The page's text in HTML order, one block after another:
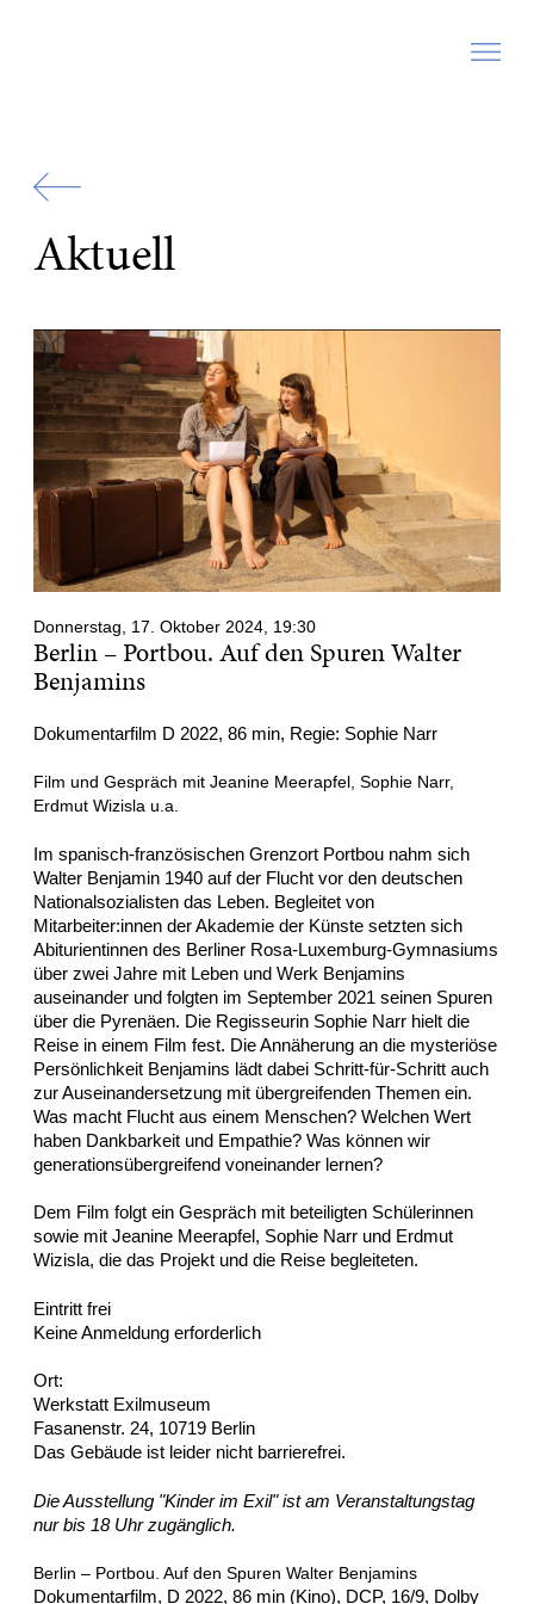
Aktuell
Donnerstag, 17. Oktober 2024, 19:30
Berlin – Portbou. Auf den Spuren Walter
Benjamins
Dokumentarfilm D 2022, 86 min, Regie: Sophie Narr
Film und Gespräch mit Jeanine Meerapfel, Sophie Narr,
Erdmut Wizisla u.a.
Im spanisch-französischen Grenzort Portbou nahm sich
Walter Benjamin 1940 auf der Flucht vor den deutschen
Nationalsozialisten das Leben. Begleitet von
Mitarbeiter:innen der Akademie der Künste setzten sich
Abiturientinnen des Berliner Rosa-Luxemburg-Gymnasiums
über zwei Jahre mit Leben und Werk Benjamins
auseinander und folgten im September 2021 seinen Spuren
über die Pyrenäen. Die Regisseurin Sophie Narr hielt die
Reise in einem Film fest. Die Annäherung an die mysteriöse
Persönlichkeit Benjamins lädt dabei Schritt-für-Schritt auch
zur Auseinandersetzung mit übergreifenden Themen ein.
Was macht Flucht aus einem Menschen? Welchen Wert
haben Dankbarkeit und Empathie? Was können wir
generationsübergreifend voneinander lernen?
Dem Film folgt ein Gespräch mit beteiligten Schülerinnen
sowie mit Jeanine Meerapfel, Sophie Narr und Erdmut
Wizisla, die das Projekt und die Reise begleiteten.
Eintritt frei
Keine Anmeldung erforderlich
Ort:
Werkstatt Exilmuseum
Fasanenstr. 24, 10719 Berlin
Das Gebäude ist leider nicht barrierefrei.
Die Ausstellung "Kinder im Exil" ist am Veranstaltungstag
nur bis 18 Uhr zugänglich.
Berlin – Portbou. Auf den Spuren Walter Benjamins
Dokumentarfilm, D 2022, 86 min (Kino), DCP, 16/9, Dolby